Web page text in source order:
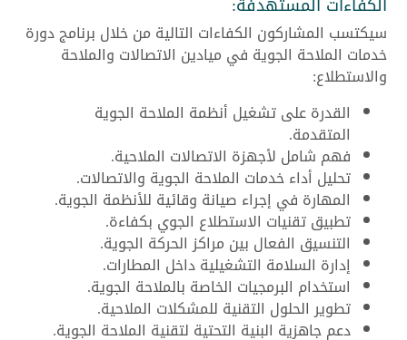
سيكتسب المشاركون الكفاءات التالية من خلال برنامج دورة
خدمات الملاحة الجوية في ميادين الاتصالات والملاحة
والاستطلاع:
القدرة على تشغيل أنظمة الملاحة الجوية
المتقدمة.
فهم شامل لأجهزة الاتصالات الملاحية.
تحليل أداء خدمات الملاحة الجوية والاتصالات.
المهارة في إجراء صيانة وقائية للأنظمة الجوية.
تطبيق تقنيات الاستطلاع الجوي بكفاءة.
التنسيق الفعال بين مراكز الحركة الجوية.
إدارة السلامة التشغيلية داخل المطارات.
استخدام البرمجيات الخاصة بالملاحة الجوية.
تطوير الحلول التقنية للمشكلات الملاحية.
دعم جاهزية البنية التحتية لتقنية الملاحة الجوية.